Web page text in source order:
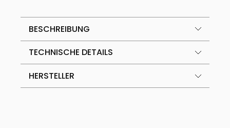
BESCHREIBUNG
TECHNISCHE DETAILS
HERSTELLER